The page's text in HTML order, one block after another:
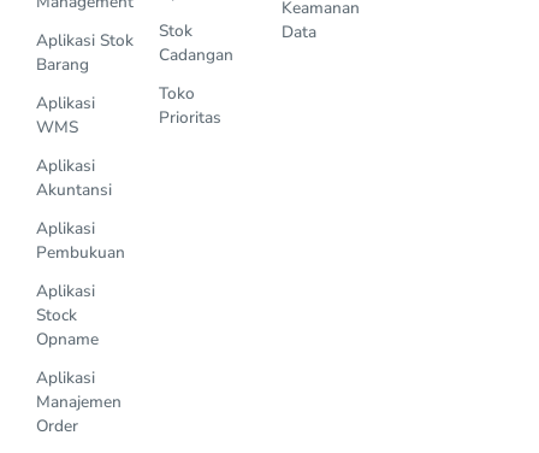
Aplikasi Stok
Barang
Aplikasi
WMS
Aplikasi
Akuntansi
Aplikasi
Pembukuan
Aplikasi
Stock
Opname
Aplikasi
Manajemen
Order
Stok
Cadangan
Toko
Prioritas
Keamanan
Data